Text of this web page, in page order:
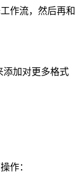
作流，然后再和
添加对更多格式
作：